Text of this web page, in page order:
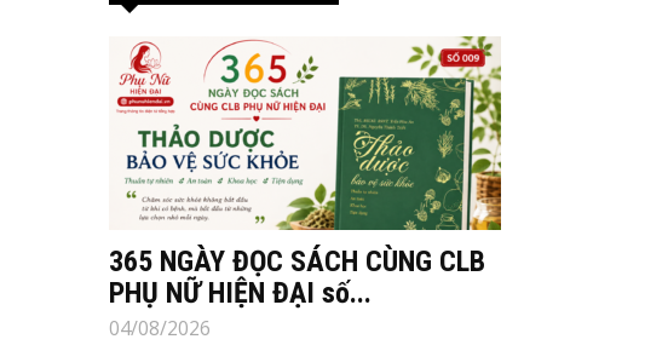
365 NGÀY ĐỌC SÁCH CÙNG CLB
PHỤ NỮ HIỆN ĐẠI số...
04/08/2026